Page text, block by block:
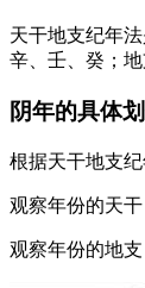
天干地支纪年
辛、壬、癸；
阴年的具体
根据天干地支
观察年份的天
观察年份的地